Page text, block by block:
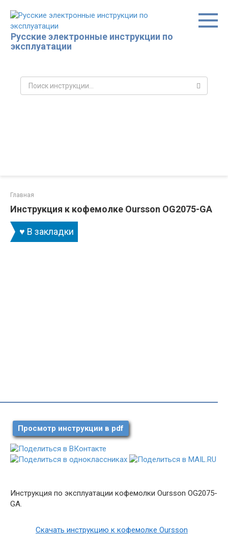
контенту
Русские электронные инструкции по
эксплуатации
Поиск:
Главная
Инструкция к кофемолке Oursson OG2075-GA
♥ В закладки
Просмотр инструкции в pdf
Инструкция по эксплуатации кофемолки Oursson OG2075-
GA.
Скачать инструкцию к кофемолке Oursson